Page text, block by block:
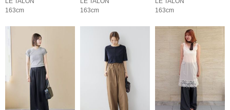
163cm
163cm
163cm